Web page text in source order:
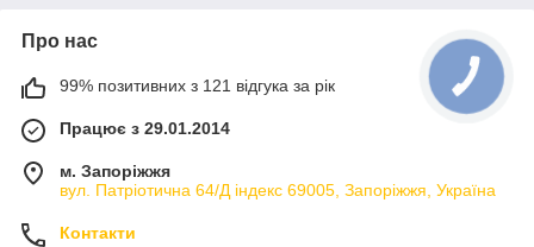
Про нас
99% позитивних з 121 відгука за рік
Працює з 29.01.2014
м. Запоріжжя
вул. Патріотична 64/Д індекс 69005, Запоріжжя, Україна
Контакти